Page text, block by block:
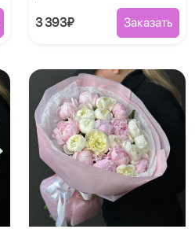
3 393₽ Заказать